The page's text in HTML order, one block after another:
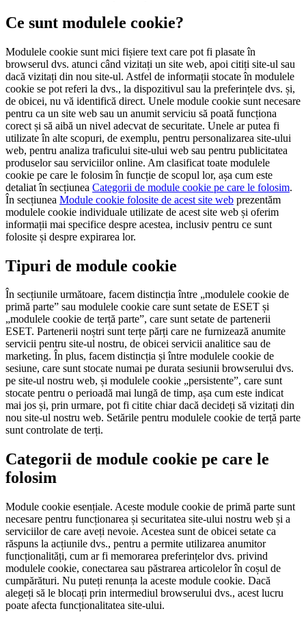
Ce sunt modulele cookie?
Modulele cookie sunt mici fișiere text care pot fi plasate în
browserul dvs. atunci când vizitați un site web, apoi citiți site-ul sau
dacă vizitați din nou site-ul. Astfel de informații stocate în modulele
cookie se pot referi la dvs., la dispozitivul sau la preferințele dvs. și,
de obicei, nu vă identifică direct. Unele module cookie sunt necesare
pentru ca un site web sau un anumit serviciu să poată funcționa
corect și să aibă un nivel adecvat de securitate. Unele ar putea fi
utilizate în alte scopuri, de exemplu, pentru personalizarea site-ului
web, pentru analiza traficului site-ului web sau pentru publicitatea
produselor sau serviciilor online. Am clasificat toate modulele
cookie pe care le folosim în funcție de scopul lor, așa cum este
detaliat în secțiunea Categorii de module cookie pe care le folosim.
În secțiunea Module cookie folosite de acest site web prezentăm
modulele cookie individuale utilizate de acest site web și oferim
informații mai specifice despre acestea, inclusiv pentru ce sunt
folosite și despre expirarea lor.
Tipuri de module cookie
În secțiunile următoare, facem distincția între „modulele cookie de
primă parte” sau modulele cookie care sunt setate de ESET și
„modulele cookie de terță parte”, care sunt setate de partenerii
ESET. Partenerii noștri sunt terțe părți care ne furnizează anumite
servicii pentru site-ul nostru, de obicei servicii analitice sau de
marketing. În plus, facem distincția și între modulele cookie de
sesiune, care sunt stocate numai pe durata sesiunii browserului dvs.
pe site-ul nostru web, și modulele cookie „persistente”, care sunt
stocate pentru o perioadă mai lungă de timp, așa cum este indicat
mai jos și, prin urmare, pot fi citite chiar dacă decideți să vizitați din
nou site-ul nostru web. Setările pentru modulele cookie de terță parte
sunt controlate de terți.
Categorii de module cookie pe care le
folosim
Module cookie esențiale. Aceste module cookie de primă parte sunt
necesare pentru funcționarea și securitatea site-ului nostru web și a
serviciilor de care aveți nevoie. Acestea sunt de obicei setate ca
răspuns la acțiunile dvs., pentru a permite utilizarea anumitor
funcționalități, cum ar fi memorarea preferințelor dvs. privind
modulele cookie, conectarea sau păstrarea articolelor în coșul de
cumpărături. Nu puteți renunța la aceste module cookie. Dacă
alegeți să le blocați prin intermediul browserului dvs., acest lucru
poate afecta funcționalitatea site-ului.